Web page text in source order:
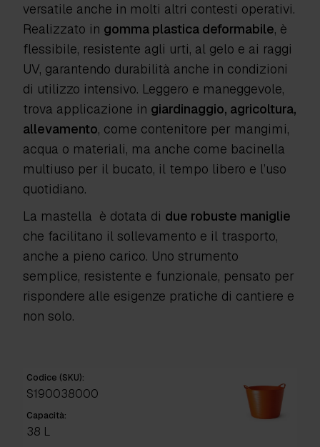
versatile anche in molti altri contesti operativi.
Realizzato in gomma plastica deformabile, è
flessibile, resistente agli urti, al gelo e ai raggi
UV, garantendo durabilità anche in condizioni
di utilizzo intensivo. Leggero e maneggevole,
trova applicazione in giardinaggio, agricoltura,
allevamento, come contenitore per mangimi,
acqua o materiali, ma anche come bacinella
multiuso per il bucato, il tempo libero e l’uso
quotidiano.
La mastella è dotata di due robuste maniglie
che facilitano il sollevamento e il trasporto,
anche a pieno carico. Uno strumento
semplice, resistente e funzionale, pensato per
rispondere alle esigenze pratiche di cantiere e
non solo.
Codice (SKU):
S190038000
Capacità:
38 L